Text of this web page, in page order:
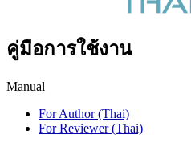
คู่มือการใช้งาน
Manual
For Author (Thai)
For Reviewer (Thai)